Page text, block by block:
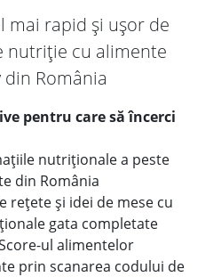
mai rapid și ușor de
nutriție cu alimente
din România
pentru care să încerci
nutriționale a peste
din România
rețete și idei de mese cu
gata completate
ul alimentelor
prin scanarea codului de